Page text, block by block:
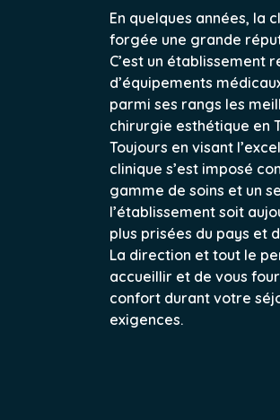
En quelques années, la
forgée une grande
C’est un établissement
d’équipements
parmi ses rangs les
chirurgie esthétique en
Toujours en visant
clinique s’est imposé
gamme de soins et un
l’établissement soit
plus prisées du pays et
La direction et tout le
accueillir et de vous
confort durant votre
exigences.